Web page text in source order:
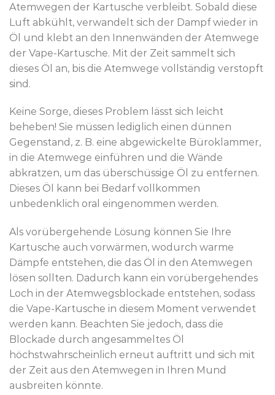
Atemwegen der Kartusche verbleibt. Sobald diese
Luft abkühlt, verwandelt sich der Dampf wieder in
Öl und klebt an den Innenwänden der Atemwege
der Vape-Kartusche. Mit der Zeit sammelt sich
dieses Öl an, bis die Atemwege vollständig verstopft
sind.
Keine Sorge, dieses Problem lässt sich leicht
beheben! Sie müssen lediglich einen dünnen
Gegenstand, z. B. eine abgewickelte Büroklammer,
in die Atemwege einführen und die Wände
abkratzen, um das überschüssige Öl zu entfernen.
Dieses Öl kann bei Bedarf vollkommen
unbedenklich oral eingenommen werden.
Als vorübergehende Lösung können Sie Ihre
Kartusche auch vorwärmen, wodurch warme
Dämpfe entstehen, die das Öl in den Atemwegen
lösen sollten. Dadurch kann ein vorübergehendes
Loch in der Atemwegsblockade entstehen, sodass
die Vape-Kartusche in diesem Moment verwendet
werden kann. Beachten Sie jedoch, dass die
Blockade durch angesammeltes Öl
höchstwahrscheinlich erneut auftritt und sich mit
der Zeit aus den Atemwegen in Ihren Mund
ausbreiten könnte.